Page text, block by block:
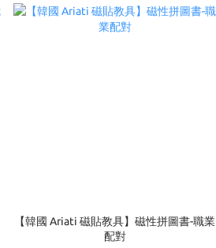
【韓國 Ariati 磁貼教具】磁性拼圖書-職業
配對